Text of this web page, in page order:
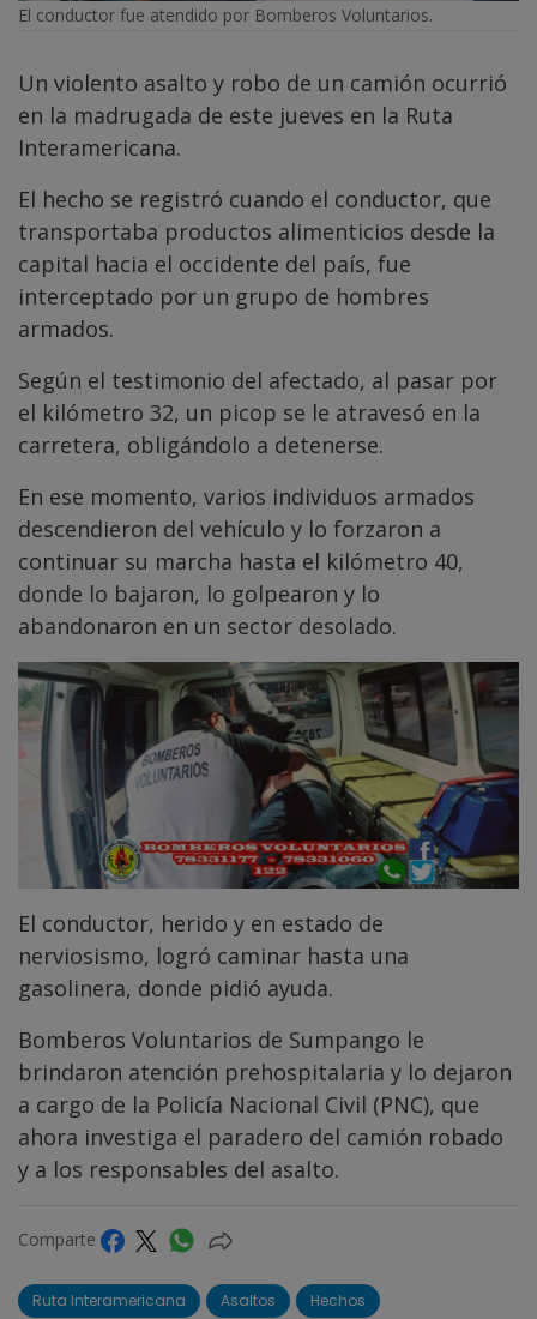
El conductor fue atendido por Bomberos Voluntarios.
Un violento asalto y robo de un camión ocurrió
en la madrugada de este jueves en la Ruta
Interamericana.
El hecho se registró cuando el conductor, que
transportaba productos alimenticios desde la
capital hacia el occidente del país, fue
interceptado por un grupo de hombres
armados.
Según el testimonio del afectado, al pasar por
el kilómetro 32, un picop se le atravesó en la
carretera, obligándolo a detenerse.
En ese momento, varios individuos armados
descendieron del vehículo y lo forzaron a
continuar su marcha hasta el kilómetro 40,
donde lo bajaron, lo golpearon y lo
abandonaron en un sector desolado.
El conductor, herido y en estado de
nerviosismo, logró caminar hasta una
gasolinera, donde pidió ayuda.
Bomberos Voluntarios de Sumpango le
brindaron atención prehospitalaria y lo dejaron
a cargo de la Policía Nacional Civil (PNC), que
ahora investiga el paradero del camión robado
y a los responsables del asalto.
Comparte
Ruta Interamericana Asaltos Hechos